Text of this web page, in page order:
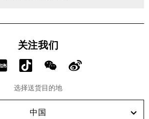
关注我们
分
RED!
分
享
Douyin!
分
享
WeChat!
分
Weibo!
选择送货目的地
中国